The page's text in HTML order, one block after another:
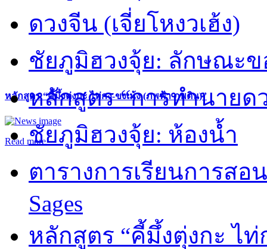
หลักสูตร “คี้มึ้งตุ่งกะ ไท่กง-ขงเม้ง (ภพฟ้า ภพดิน)”
Read more
ดวงจีน (เจี่ยโหงวเฮ้ง)
ชัยภูมิฮวงจุ้ย: ลักษณะ
หลักสูตร “การทำนายด
ชัยภูมิฮวงจุ้ย: ห้องน้ำ
ตารางการเรียนการส
Sages
หลักสูตร “คี้มึ้งตุ่งกะ ไ